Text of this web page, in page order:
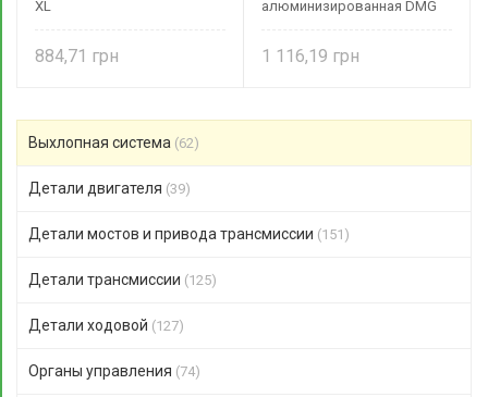
XL
884,71
алюминизированная DMG
1 116,19
Выхлопная система (62)
Детали двигателя (39)
Детали мостов и привода трансмиссии (151)
Детали трансмиссии (125)
Детали ходовой (127)
Органы управления (74)